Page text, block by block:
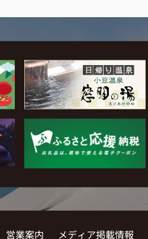
営業案内 メディア掲載情報